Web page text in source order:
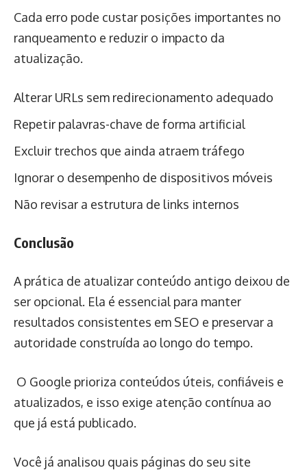
Cada erro pode custar posições importantes no
ranqueamento e reduzir o impacto da
atualização.
Alterar URLs sem redirecionamento adequado
Repetir palavras-chave de forma artificial
Excluir trechos que ainda atraem tráfego
Ignorar o desempenho de dispositivos móveis
Não revisar a estrutura de links internos
Conclusão
A prática de atualizar conteúdo antigo deixou de
ser opcional. Ela é essencial para manter
resultados consistentes em SEO e preservar a
autoridade construída ao longo do tempo.
O Google prioriza conteúdos úteis, confiáveis e
atualizados, e isso exige atenção contínua ao
que já está publicado.
Você já analisou quais páginas do seu site